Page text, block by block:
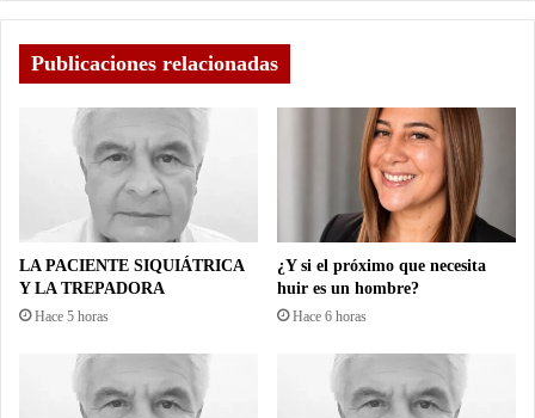
Publicaciones relacionadas
LA PACIENTE SIQUIÁTRICA
Y LA TREPADORA
Hace 5 horas
¿Y si el próximo que necesita
huir es un hombre?
Hace 6 horas